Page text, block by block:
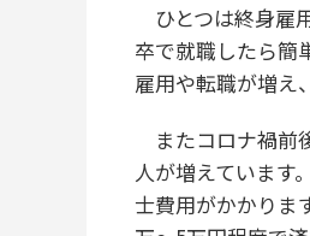
ひとつは終身雇
卒で就職したら簡
雇用や転職が増え
またコロナ禍前
人が増えています
士費用がかかりま